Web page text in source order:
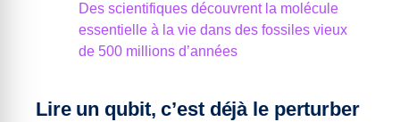
Des scientifiques découvrent la molécule
essentielle à la vie dans des fossiles vieux
de 500 millions d’années
Lire un qubit, c’est déjà le perturber